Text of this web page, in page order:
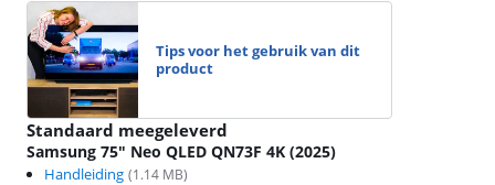
Tips voor het gebruik van dit
product
Standaard meegeleverd
Samsung 75" Neo QLED QN73F 4K (2025)
Handleiding (1.14 MB)